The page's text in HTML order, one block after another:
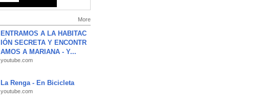
More
ENTRAMOS A LA HABITAC
IÓN SECRETA Y ENCONTR
AMOS A MARIANA - Y...
youtube.com
La Renga - En Bicicleta
youtube.com